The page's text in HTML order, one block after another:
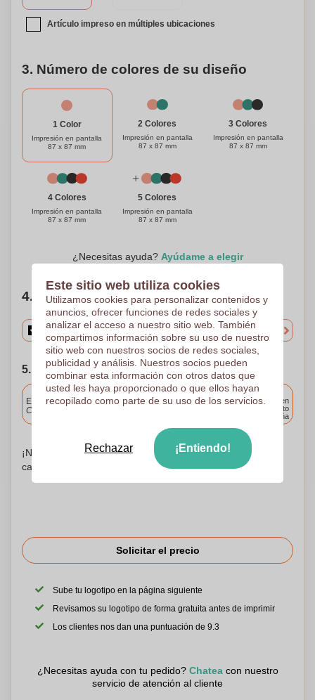
experiencia a la hora del almuerzo. Personalízala con
iMould y disfruta de la comodidad, el estilo y la
Artículo impreso en múltiples ubicaciones
3. Número de colores de su diseño
1 Color
Impresión en pantalla
87 x 87 mm
2 Colores
Impresión en pantalla
87 x 87 mm
3 Colores
Impresión en pantalla
87 x 87 mm
4 Colores
Impresión en pantalla
87 x 87 mm
5 Colores
Impresión en pantalla
87 x 87 mm
¿Necesitas ayuda? Ayúdame a elegir
4. Elige tu cantidad
5. Elija su fecha de envío
Incluido
Entrega estándar
Cargue y apruebe sus archivos antes de las 9.30 a.m.
Entrega en
cualquier punto
de España
¡No te preocupes! Simplemente suba sus archivos a la
canasta de compras
Solicitar el precio
Sube tu logotipo en la página siguiente
Revisamos su logotipo de forma gratuita antes de imprimir
Los clientes nos dan una puntuación de 9.3
¿Necesitas ayuda con tu pedido? Chateacon nuestro
servicio de atención al cliente
Este sitio web utiliza cookies
Utilizamos cookies para personalizar contenidos y
anuncios, ofrecer funciones de redes sociales y
analizar el acceso a nuestro sitio web. También
compartimos información sobre su uso de nuestro
sitio web con nuestros socios de redes sociales,
publicidad y análisis. Nuestros socios pueden
combinar esta información con otros datos que
usted les haya proporcionado o que ellos hayan
recopilado como parte de su uso de los servicios.
Rechazar ¡Entiendo!